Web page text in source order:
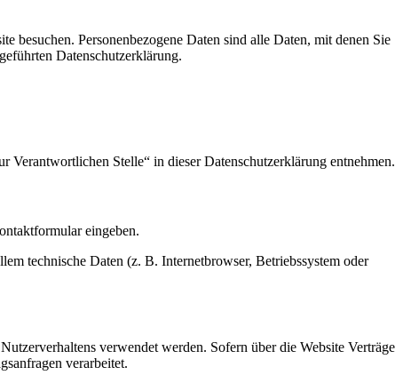
besuchen. Personenbezogene Daten sind alle Daten, mit denen Sie
Datenschutzerklärung.
Stelle“ in dieser Datenschutzerklärung entnehmen.
eingeben.
technische Daten (z. B. Internetbrowser, Betriebssystem oder
verwendet werden. Sofern über die Website Verträge
verarbeitet.